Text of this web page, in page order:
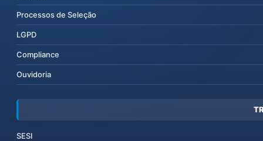
Processos de Seleção
LGPD
Compliance
Ouvidoria
SESI